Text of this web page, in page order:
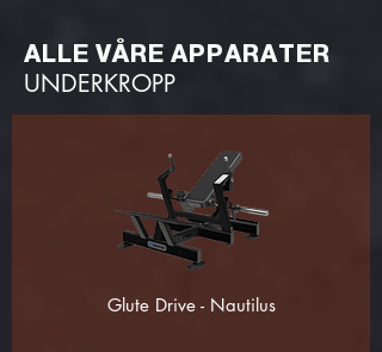
ALLE VÅRE APPARATER
UNDERKROPP
Glute Drive - Nautilus